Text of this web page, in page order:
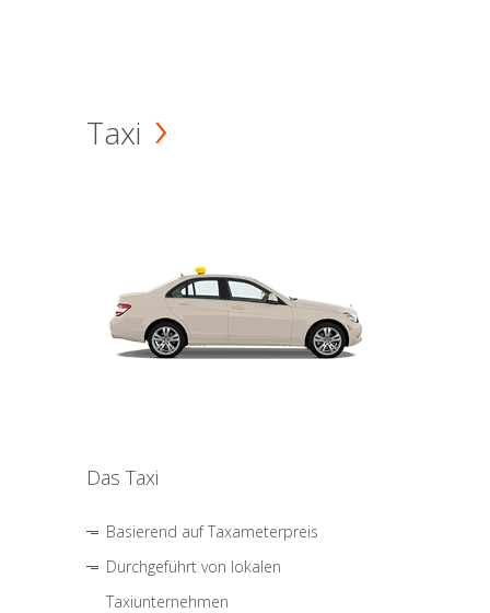
Taxi
Das Taxi
Basierend auf Taxameterpreis
Durchgeführt von lokalen
Taxiunternehmen